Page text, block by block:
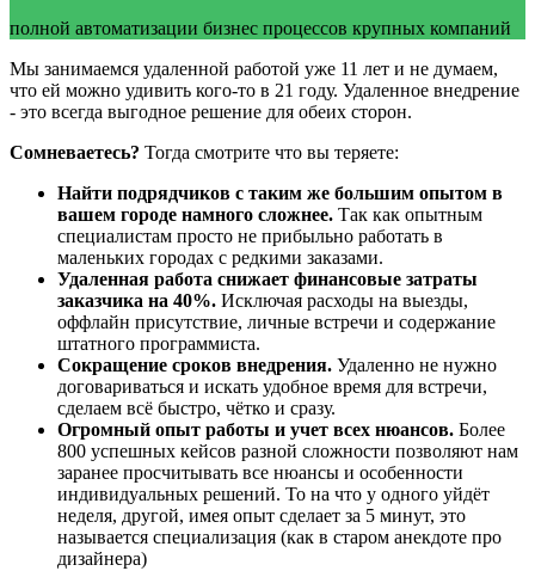
полной автоматизации бизнес процессов крупных компаний
Мы занимаемся удаленной работой уже 11 лет и не думаем,
что ей можно удивить кого-то в 21 году. Удаленное внедрение
- это всегда выгодное решение для обеих сторон.
Сомневаетесь? Тогда смотрите что вы теряете:
Найти подрядчиков с таким же большим опытом в
вашем городе намного сложнее. Так как опытным
специалистам просто не прибыльно работать в
маленьких городах с редкими заказами.
Удаленная работа снижает финансовые затраты
заказчика на 40%. Исключая расходы на выезды,
оффлайн присутствие, личные встречи и содержание
штатного программиста.
Сокращение сроков внедрения. Удаленно не нужно
договариваться и искать удобное время для встречи,
сделаем всё быстро, чётко и сразу.
Огромный опыт работы и учет всех нюансов. Более
800 успешных кейсов разной сложности позволяют нам
заранее просчитывать все нюансы и особенности
индивидуальных решений. То на что у одного уйдёт
неделя, другой, имея опыт сделает за 5 минут, это
называется специализация (как в старом анекдоте про
дизайнера)